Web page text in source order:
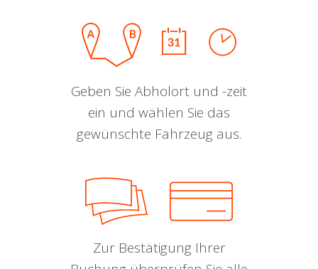
Geben Sie Abholort und -zeit
ein und wählen Sie das
gewünschte Fahrzeug aus.
Zur Bestätigung Ihrer